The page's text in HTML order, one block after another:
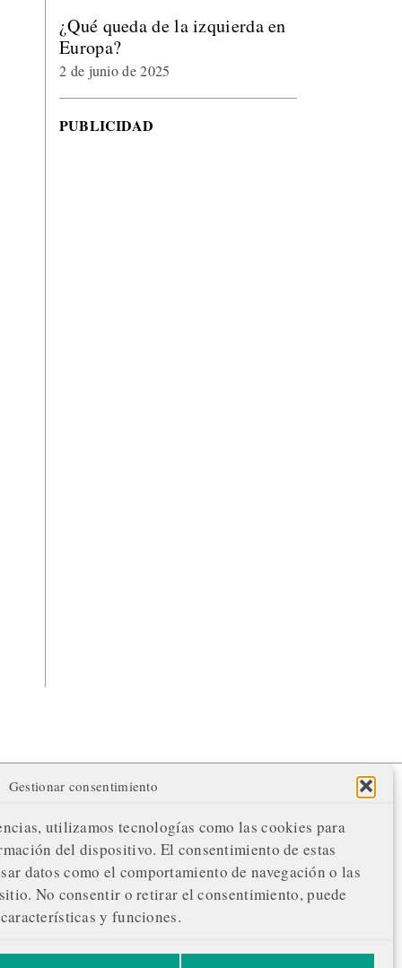
Gestionar consentimiento
utilizamos tecnologías como las cookies para
del dispositivo. El consentimiento de estas
datos como el comportamiento de navegación o las
No consentir o retirar el consentimiento, puede
y funciones.
¿Qué queda de la izquierda en
Europa?
2 de junio de 2025
PUBLICIDAD
apoyo respalda nuestra evolución y envía
mensaje: La información merece ser
compartida sin obstáculos.
Hacer una donación →